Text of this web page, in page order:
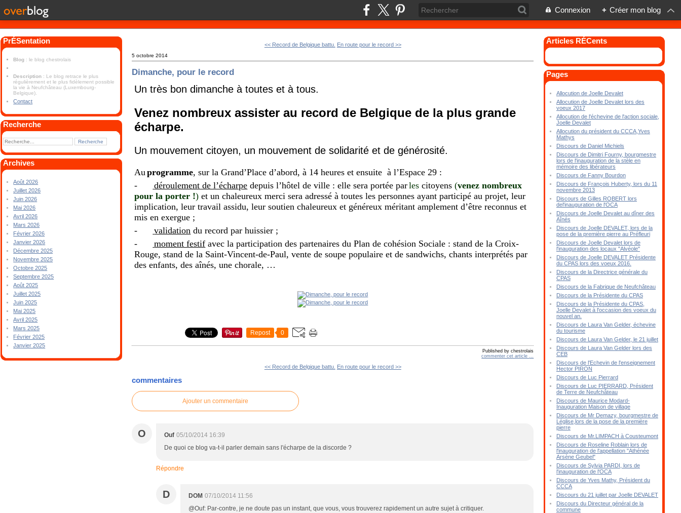
Connexion + Créer mon blog
PrÉSentation
Blog : le blog chestrolais
Description : Le blog retrace le plus
régulièrement et le plus fidèlement possible
la vie à Neufchâteau (Luxembourg-
Belgique).
Contact
Recherche
Archives
Août 2026
Juillet 2026
Juin 2026
Mai 2026
Avril 2026
Mars 2026
Février 2026
Janvier 2026
Décembre 2025
Novembre 2025
Octobre 2025
Septembre 2025
Août 2025
Juillet 2025
Juin 2025
Mai 2025
Avril 2025
Mars 2025
Février 2025
Janvier 2025
<< Record de Belgique battu. En route pour le record >>
5 octobre 2014
Dimanche, pour le record
Un très bon dimanche à toutes et à tous.
Venez nombreux assister au record de Belgique de la plus grande
écharpe.
Un mouvement citoyen, un mouvement de solidarité et de générosité.
Au programme, sur la Grand’Place d’abord, à 14 heures et ensuite à l’Espace 29 :
-
déroulement de l’écharpe depuis l’hôtel de ville : elle sera portée parles citoyens (venez nombreux
pour la porter !) et un chaleureux merci sera adressé à toutes les personnes ayant participé au projet, leur
implication, leur travail assidu, leur soutien chaleureux et généreux méritant amplement d’être reconnus et
mis en exergue ;
-
validation du record par huissier ;
-
moment festif avec la participation des partenaires du Plan de cohésion Sociale : stand de la Croix-
Rouge, stand de la Saint-Vincent-de-Paul, vente de soupe populaire et de sandwichs, chants interprétés par
des enfants, des aînés, une chorale, …
Repost 0
Published by chestrolais
commenter cet article
<< Record de Belgique battu. En route pour le record >>
commentaires
Ajouter un commentaire
O Ouf 05/10/2014 16:39
De quoi ce blog va-t-il parler demain sans l'écharpe de la discorde ?
Répondre
D DOM 07/10/2014 11:56
@Ouf: Par-contre, je ne doute pas un instant, que vous, vous trouverez rapidement un autre sujet à critiquer.
Articles RÉCents
Pages
Allocution de Joelle Devalet
Allocution de Joelle Devalet lors des
voeux 2017
Allocution de l'échevine de l'action sociale,
Joelle Devalet
Allocution du président du CCCA,Yves
Mathys
Discours de Daniel Michiels
Discours de Dimitri Fourny, bourgmestre
lors de l'inauguration de la stèle en
mémoire des libérateurs
Discours de Fanny Bourdon
Discours de François Huberty, lors du 11
novembre 2013
Discours de Gilles ROBERT lors
del'inauguration de l'OCA
Discours de Joelle Devalet au dîner des
Aînés
Discours de Joelle DEVALET, lors de la
pose de la première pierre au Préfleuri
Discours de Joelle Devalet lors de
l'inauguration des locaux "Alvéole"
Discours de Joelle DEVALET Présidente
du CPAS lors des voeux 2016.
Discours de la Directrice générale du
CPAS
Discours de la Fabrique de Neufchâteau
Discours de la Présidente du CPAS
Discours de la Présidente du CPAS,
Joelle Devalet à l'occasion des voeux du
nouvel an.
Discours de Laura Van Gelder, échevine
du tourisme
Discours de Laura Van Gelder, le 21 juillet
Discours de Laura Van Gelder lors des
CEB
Discours de l'Echevin de l'enseignement
Hector PIRON
Discours de Luc Pierrard
Discours de Luc PIERRARD, Président
de Terre de Neufchâteau
Discours de Maurice Modard-
Inauguration Maison de village
Discours de Mr Demazy, bourgmestre de
Léglise,lors de la pose de la première
pierre
Discours de Mr.LIMPACH à Cousteumont
Discours de Roseline Roblain lors de
l'inauguration de l'appellation "Athénée
Arsène Geubel"
Discours de Sylvia PARDI, lors de
l'inauguration de l'OCA
Discours de Yves Mathy, Président du
CCCA
Discours du 21 juillet par Joelle DEVALET
Discours du Directeur général de la
commune